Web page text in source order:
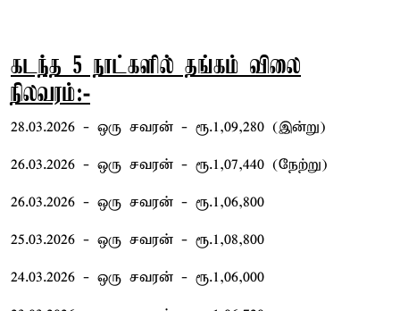
கடந்த 5 நாட்களில் தங்கம் விலை
நிலவரம்:-
28.03.2026 - ஒரு சவரன் - ரூ.1,09,280 (இன்று)
26.03.2026 - ஒரு சவரன் - ரூ.1,07,440 (நேற்று)
26.03.2026 - ஒரு சவரன் - ரூ.1,06,800
25.03.2026 - ஒரு சவரன் - ரூ.1,08,800
24.03.2026 - ஒரு சவரன் - ரூ.1,06,000